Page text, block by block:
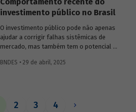
investimento público no Brasil
O investimento público pode não apenas
ajudar a corrigir falhas sistêmicas de
mercado, mas também tem o potencial de
economia, com efeitos multiplicadores e
do investi­mento público no Brasil nos
BNDES • 29 de abril, 2025
2 3 4